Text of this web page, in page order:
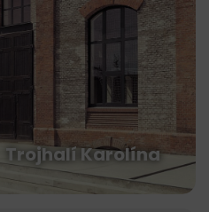
Trojhalí Karolína